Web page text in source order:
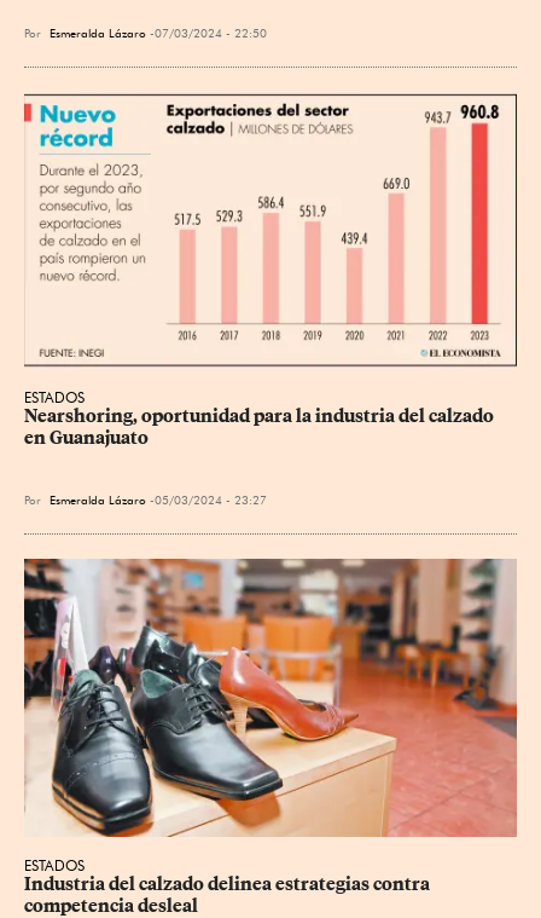
Por Esmeralda Lázaro 07/03/2024 - 22:50
ESTADOS
Nearshoring, oportunidad para la industria del calzado
en Guanajuato
Por Esmeralda Lázaro 05/03/2024 - 23:27
ESTADOS
Industria del calzado delinea estrategias contra
competencia desleal